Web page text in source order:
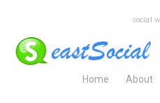
social
Home About